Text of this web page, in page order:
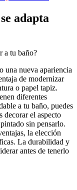
adapta
una nueva apariencia
de modernizar
o papel tapiz.
diferentes
a tu baño, puedes
decorar el aspecto
sin pensarlo.
la elección
La durabilidad y
antes de tenerlo